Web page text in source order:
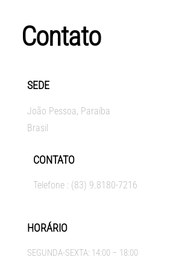
Contato
SEDE
João Pessoa, Paraíba
Brasil
CONTATO
Telefone : (83) 9.8180-7216
HORÁRIO
SEGUNDA-SEXTA: 14:00 – 18:00